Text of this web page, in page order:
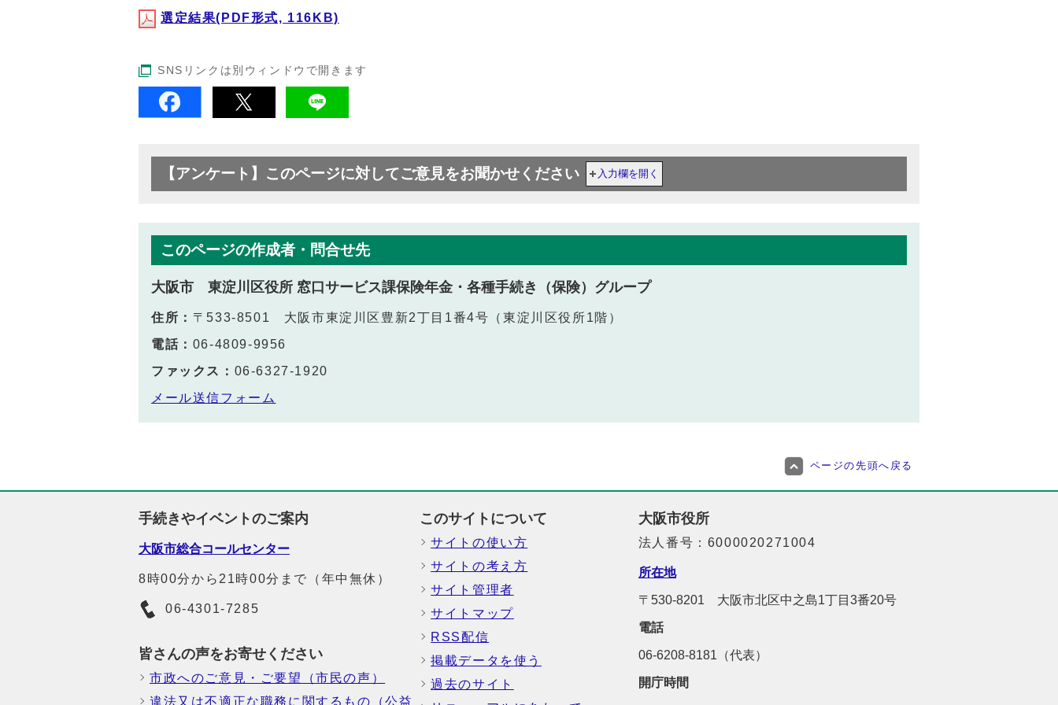
選定結果(PDF形式, 116KB)
SNSリンクは別ウィンドウで開きます
【アンケート】このページに対してご意見をお聞かせください 入力欄を開く
このページの作成者・問合せ先
大阪市 東淀川区役所 窓口サービス課保険年金・各種手続き（保険）グループ
住所： 〒533-8501 大阪市東淀川区豊新2丁目1番4号（東淀川区役所1階）
電話： 06-4809-9956
ファックス： 06-6327-1920
メール送信フォーム
ページの先頭へ戻る
手続きやイベントのご案内
大阪市総合コールセンター
8時00分から21時00分まで（年中無休）
06-4301-7285
皆さんの声をお寄せください
市政へのご意見・ご要望（市民の声）
違法又は不適正な職務に関するもの（公益
このサイトについて
サイトの使い方
サイトの考え方
サイト管理者
サイトマップ
RSS配信
掲載データを使う
過去のサイト
大阪市役所
法人番号：6000020271004
所在地
〒530-8201 大阪市北区中之島1丁目3番20号
電話
06-6208-8181（代表）
開庁時間